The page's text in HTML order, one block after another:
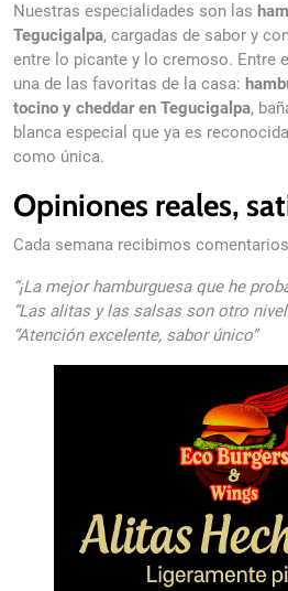
Nuestras especialidades son las
Tegucigalpa, cargadas de sabor y
entre lo picante y lo cremoso. Entre
una de las favoritas de la casa:
tocino y cheddar en Tegucigalpa,
blanca especial que ya es
como única.
Opiniones reales,
Cada semana recibimos
“¡La mejor hamburguesa que he
“Las alitas y las salsas son otro
“Atención excelente, sabor único”